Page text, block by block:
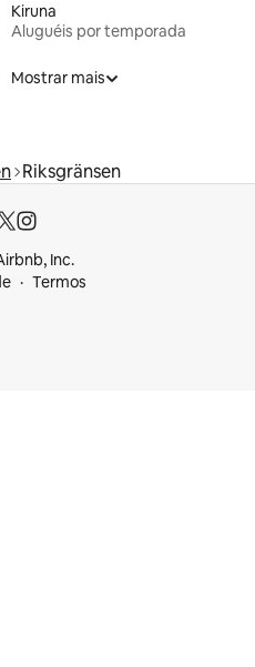
Kiruna
Aluguéis por temporada
Mostrar mais
Riksgränsen
Inc.
Termos